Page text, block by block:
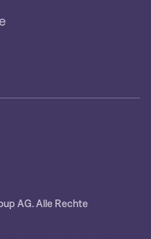
AG. Alle Rechte